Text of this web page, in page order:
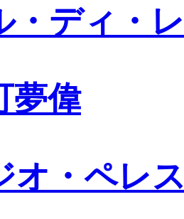
・ディ・
夢偉
オ・ペレ